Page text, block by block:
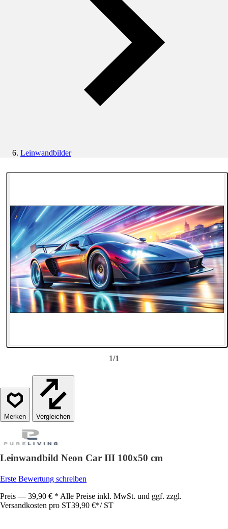
Leinwandbilder
1/1
Vergleichen
Leinwandbild Neon Car III 100x50 cm
Erste Bewertung schreiben
Preis — 39,90 € * Alle Preise inkl. MwSt. und ggf. zzgl.
Versandkosten pro ST39,90 €*/ ST